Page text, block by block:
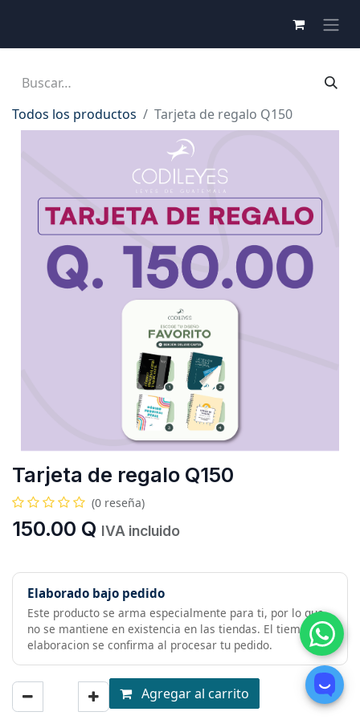
Todos los productos Tarjeta de regalo Q150
Tarjeta de regalo Q150
(0 reseña)
150.00 Q IVA incluido
Elaborado bajo pedido
Este producto se arma especialmente para ti, por lo que
no se mantiene en existencia en las tiendas. El tiempo de
elaboracion se confirma al procesar tu pedido.
Agregar al carrito